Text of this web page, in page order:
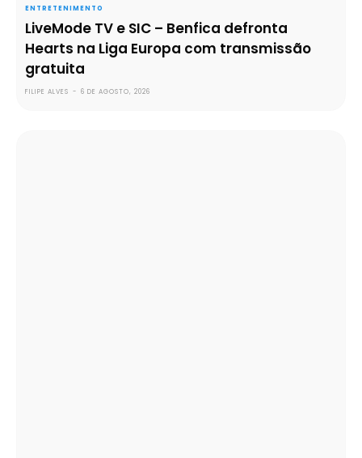
ENTRETENIMENTO
LiveMode TV e SIC – Benfica defronta
Hearts na Liga Europa com transmissão
gratuita
FILIPE ALVES - 6 DE AGOSTO, 2026